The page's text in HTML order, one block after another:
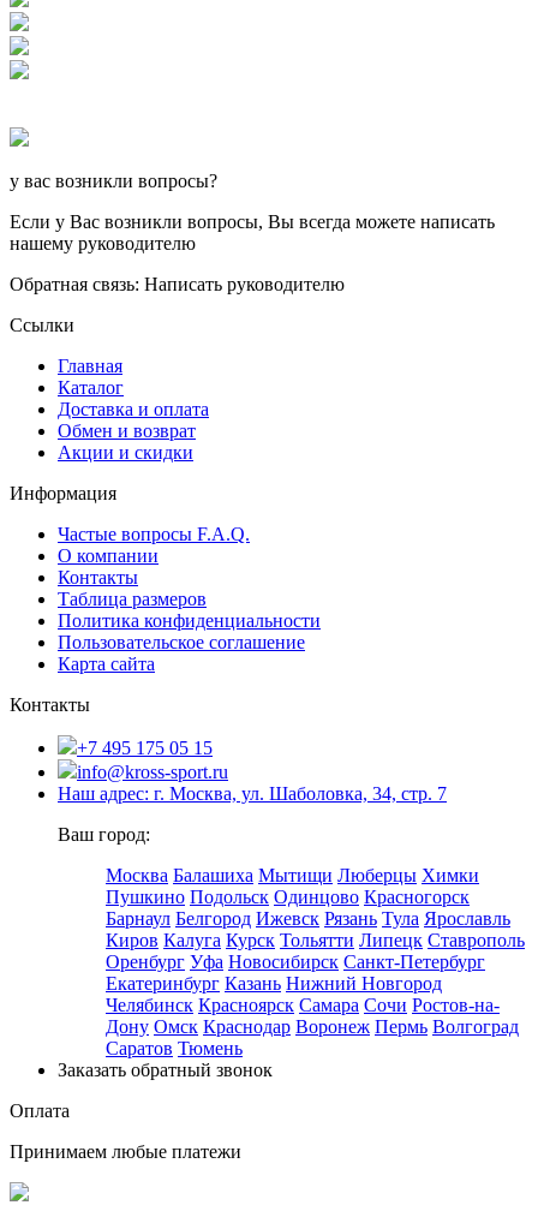
у вас возникли вопросы?
Если у Вас возникли вопросы, Вы всегда можете написать
нашему руководителю
Обратная связь: Написать руководителю
Ссылки
Главная
Каталог
Доставка и оплата
Обмен и возврат
Акции и скидки
Информация
Частые вопросы F.A.Q.
О компании
Контакты
Таблица размеров
Политика конфиденциальности
Пользовательское соглашение
Карта сайта
Контакты
+7 495 175 05 15
info@kross-sport.ru
Наш адрес: г. Москва, ул. Шаболовка, 34, стр. 7
Ваш город:
Москва Балашиха Мытищи Люберцы Химки
Пушкино Подольск Одинцово Красногорск
Барнаул Белгород Ижевск Рязань Тула Ярославль
Киров Калуга Курск Тольятти Липецк Ставрополь
Оренбург Уфа Новосибирск Санкт-Петербург
Екатеринбург Казань Нижний Новгород
Челябинск Красноярск Самара Сочи Ростов-на-
Дону Омск Краснодар Воронеж Пермь Волгоград
Саратов Тюмень
Заказать обратный звонок
Оплата
Принимаем любые платежи